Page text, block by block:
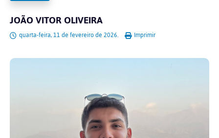
JOÃO VITOR OLIVEIRA
quarta-feira, 11 de fevereiro de 2026. Imprimir